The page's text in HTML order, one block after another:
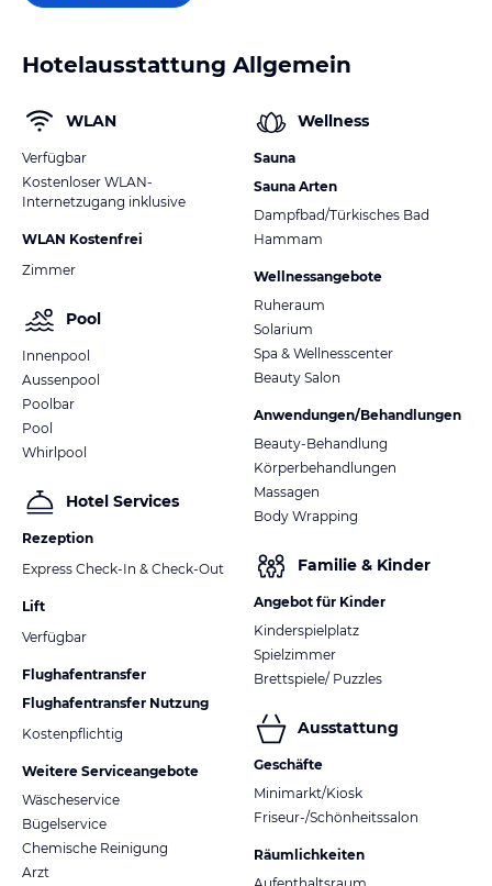
Hotelausstattung Allgemein
WLAN
Verfügbar
Kostenloser WLAN-
Internetzugang inklusive
WLAN Kostenfrei
Zimmer
Pool
Innenpool
Aussenpool
Poolbar
Pool
Whirlpool
Hotel Services
Rezeption
Express Check-In & Check-Out
Lift
Verfügbar
Flughafentransfer
Flughafentransfer Nutzung
Kostenpflichtig
Weitere Serviceangebote
Wäscheservice
Bügelservice
Chemische Reinigung
Arzt
Wellness
Sauna
Sauna Arten
Dampfbad/Türkisches Bad
Hammam
Wellnessangebote
Ruheraum
Solarium
Spa & Wellnesscenter
Beauty Salon
Anwendungen/Behandlungen
Beauty-Behandlung
Körperbehandlungen
Massagen
Body Wrapping
Familie & Kinder
Angebot für Kinder
Kinderspielplatz
Spielzimmer
Brettspiele/ Puzzles
Ausstattung
Geschäfte
Minimarkt/Kiosk
Friseur-/Schönheitssalon
Räumlichkeiten